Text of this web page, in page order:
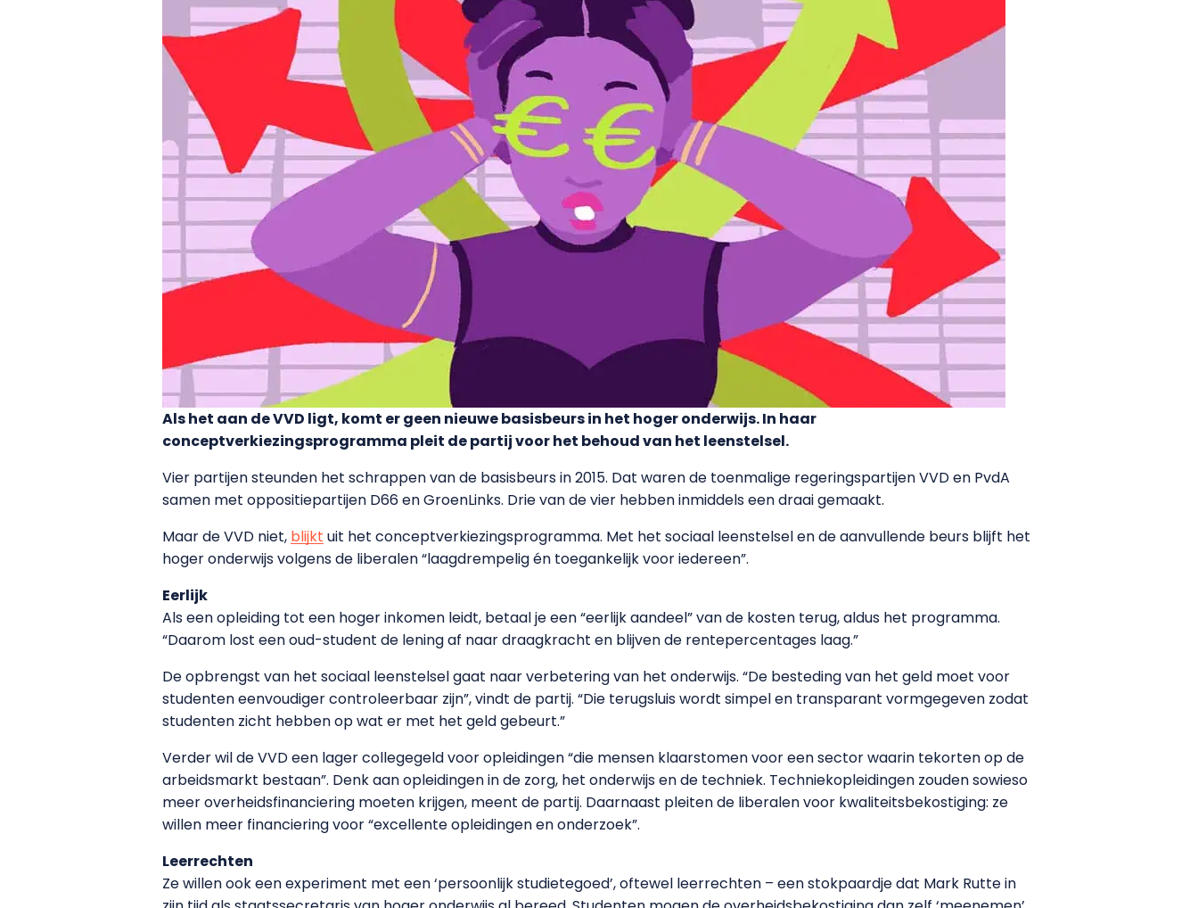
Als het aan de VVD ligt, komt er geen nieuwe basisbeurs in het hoger onderwijs. In haar
conceptverkiezingsprogramma pleit de partij voor het behoud van het leenstelsel.
Vier partijen steunden het schrappen van de basisbeurs in 2015. Dat waren de toenmalige regeringspartijen VVD en PvdA
samen met oppositiepartijen D66 en GroenLinks. Drie van de vier hebben inmiddels een draai gemaakt.
Maar de VVD niet, blijkt uit het conceptverkiezingsprogramma. Met het sociaal leenstelsel en de aanvullende beurs blijft het
hoger onderwijs volgens de liberalen “laagdrempelig én toegankelijk voor iedereen”.
Eerlijk
Als een opleiding tot een hoger inkomen leidt, betaal je een “eerlijk aandeel” van de kosten terug, aldus het programma.
“Daarom lost een oud-student de lening af naar draagkracht en blijven de rentepercentages laag.”
De opbrengst van het sociaal leenstelsel gaat naar verbetering van het onderwijs. “De besteding van het geld moet voor
studenten eenvoudiger controleerbaar zijn”, vindt de partij. “Die terugsluis wordt simpel en transparant vormgegeven zodat
studenten zicht hebben op wat er met het geld gebeurt.”
Verder wil de VVD een lager collegegeld voor opleidingen “die mensen klaarstomen voor een sector waarin tekorten op de
arbeidsmarkt bestaan”. Denk aan opleidingen in de zorg, het onderwijs en de techniek. Techniekopleidingen zouden sowieso
meer overheidsfinanciering moeten krijgen, meent de partij. Daarnaast pleiten de liberalen voor kwaliteitsbekostiging: ze
willen meer financiering voor “excellente opleidingen en onderzoek”.
Leerrechten
Ze willen ook een experiment met een ‘persoonlijk studietegoed’, oftewel leerrechten – een stokpaardje dat Mark Rutte in